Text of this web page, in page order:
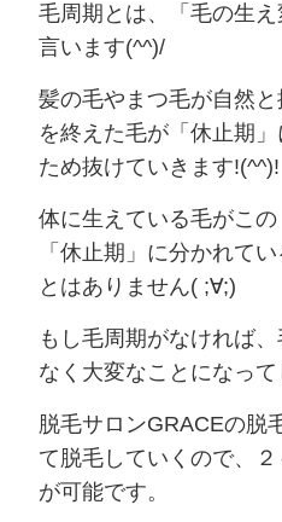
毛周期とは、「毛の生
言います(^^)/
髪の毛やまつ毛が自然
を終えた毛が「休止期
ため抜けていきます!(^^)!
体に生えている毛がこの
「休止期」に分かれて
とはありません( ;∀;)
もし毛周期がなければ
なく大変なことになって
脱毛サロンGRACEの脱
て脱毛していくので、
が可能です。